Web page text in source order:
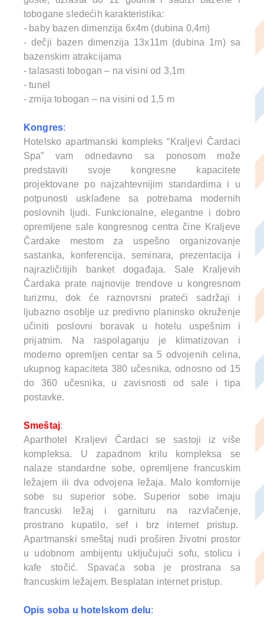
tobogane sledećih karakteristika:
- baby bazen dimenzija 6x4m (dubina 0,4m)
- dečji bazen dimenzija 13x11m (dubina 1m) sa
bazenskim atrakcijama
- talasasti tobogan – na visini od 3,1m
- tunel
- zmija tobogan – na visini od 1,5 m
Kongres:
Hotelsko apartmanski kompleks “Kraljevi Čardaci
Spa” vam odnedavno sa ponosom može
predstaviti svoje kongresne kapacitete
projektovane po najzahtevnijim standardima i u
potpunosti usklađene sa potrebama modernih
poslovnih ljudi.
Funkcionalne, elegantne i dobro
opremljene sale kongresnog centra čine Kraljeve
Čardake mestom za uspešno organizovanje
sastanka, konferencija, seminara, prezentacija i
najrazličitijih banket događaja. Sale Kraljevih
Čardaka prate najnovije trendove u kongresnom
turizmu, dok će raznovrsni prateći sadržaji i
ljubazno osoblje uz predivno planinsko okruženje
učiniti poslovni boravak u hotelu uspešnim i
prijatnim.
Na raspolaganju je klimatizovan i
moderno opremljen centar sa 5 odvojenih celina,
ukupnog kapaciteta 380 učesnika, odnosno od 15
do 360 učesnika, u zavisnosti od sale i tipa
postavke.
Smeštaj:
Aparthotel Kraljevi Čardaci se sastoji iz više
kompleksa. U zapadnom krilu kompleksa se
nalaze standardne sobe, opremljene francuskim
ležajem ili dva odvojena ležaja. Malo komfornije
sobe su superior sobe. Superior sobe imaju
francuski ležaj i garnituru na razvlačenje,
prostrano kupatilo, sef i brz internet pristup.
Apartmanski smeštaj nudi proširen životni prostor
u udobnom ambijentu uključujući sofu, stolicu i
kafe stočić. Spavaća soba je prostrana sa
francuskim ležajem. Besplatan internet pristup.
Opis soba u hotelskom delu: